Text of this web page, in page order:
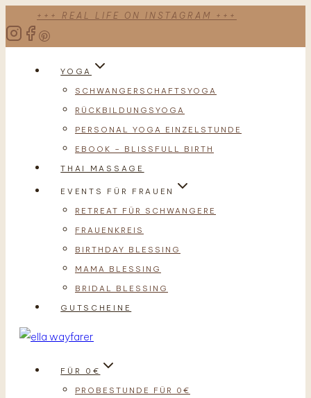
Inhalt
+++ REAL LIFE ON INSTAGRAM +++
YOGA
SCHWANGERSCHAFTSYOGA
RÜCKBILDUNGSYOGA
PERSONAL YOGA EINZELSTUNDE
EBOOK – BLISSFULL BIRTH
THAI MASSAGE
EVENTS FÜR FRAUEN
RETREAT FÜR SCHWANGERE
FRAUENKREIS
BIRTHDAY BLESSING
MAMA BLESSING
BRIDAL BLESSING
GUTSCHEINE
FÜR 0€
PROBESTUNDE FÜR 0€